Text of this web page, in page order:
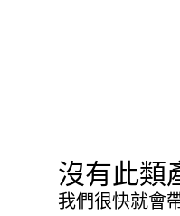
沒有此類
我們很快就會